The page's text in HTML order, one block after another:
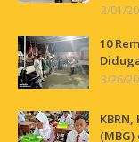
2/01/
10
3/26/